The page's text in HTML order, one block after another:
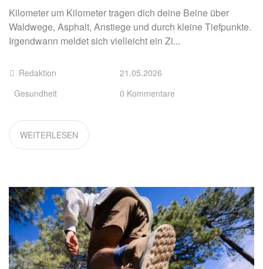
Kilometer um Kilometer tragen dich deine Beine über
Waldwege, Asphalt, Anstiege und durch kleine Tiefpunkte.
Irgendwann meldet sich vielleicht ein Zi...
Redaktion
Gesundheit
21.05.2026
0 Kommentare
WEITERLESEN